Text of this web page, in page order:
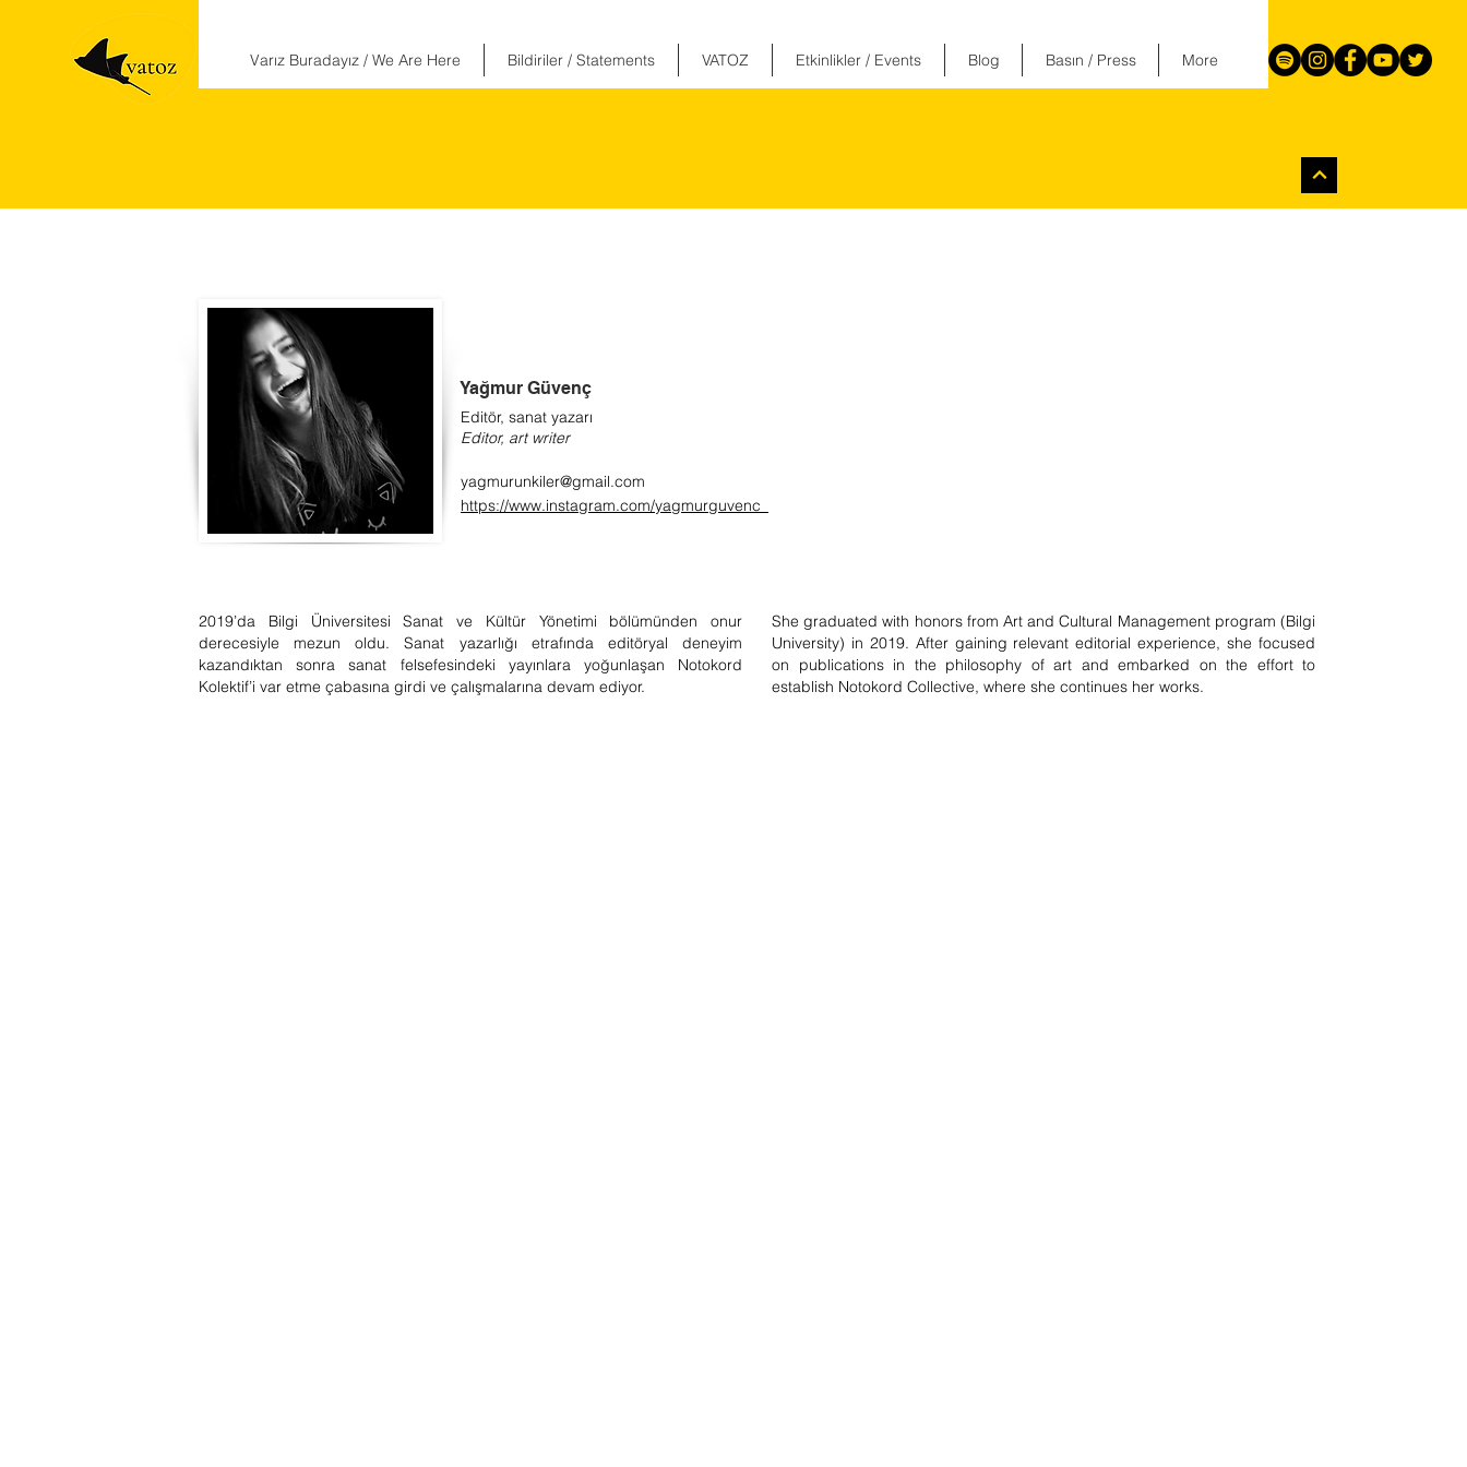
Varız Buradayız / We Are Here Bildiriler / Statements VATOZ Etkinlikler / Events Blog Basın / Press More
Yağmur Güvenç
Editör, sanat yazarı
Editor, art writer
yagmurunkiler@gmail.com
https://www.instagram.com/yagmurguvenc_
2019’da Bilgi Üniversitesi Sanat ve Kültür Yönetimi bölümünden onur
derecesiyle mezun oldu. Sanat yazarlığı etrafında editöryal deneyim
kazandıktan sonra sanat felsefesindeki yayınlara yoğunlaşan Notokord
Kolektif’i var etme çabasına girdi ve çalışmalarına devam ediyor.
She graduated with honors from Art and Cultural Management program (Bilgi
University) in 2019. After gaining relevant editorial experience, she focused
on publications in the philosophy of art and embarked on the effort to
establish Notokord Collective, where she continues her works.